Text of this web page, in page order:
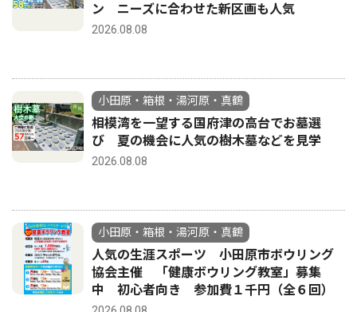
ン ニーズに合わせた新区画も人気
2026.08.08
小田原・箱根・湯河原・真鶴
相模湾を一望する国府津の高台でお墓選
び 夏の機会に人気の樹木墓などを見学
2026.08.08
小田原・箱根・湯河原・真鶴
人気の生涯スポーツ 小田原市ボウリング
協会主催 「健康ボウリング教室」募集
中 初心者向き 参加費１千円（全６回）